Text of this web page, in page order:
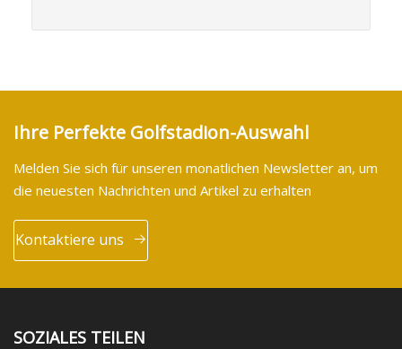
Ihre Perfekte Golfstadion-Auswahl
Melden Sie sich für unseren monatlichen Newsletter an, um
die neuesten Nachrichten und Artikel zu erhalten
Kontaktiere uns
SOZIALES TEILEN